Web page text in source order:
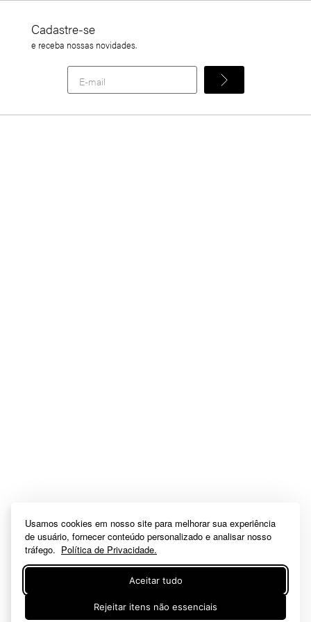
Usamos cookies em nosso site para melhorar sua experiência
de usuário, fornecer conteúdo personalizado e analisar nosso
tráfego. Política de Privacidade.
Aceitar tudo
Rejeitar itens não essenciais
Cadastre-se
e receba nossas novidades.